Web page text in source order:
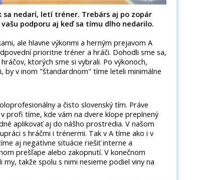
sa nedarí, letí tréner. Trebárs aj po zopár
podporu aj keď sa tímu dlho nedarilo.
ale hlavne výkonmi a herným prejavom A
prioritne tréner a hráči. Dohodli sme sa,
ktorých sme si vybrali. Po výkonoch,
by v inom "štandardnom" tíme leteli minimálne
a čisto slovenský tím. Práve
profi tíme, kde vám na dvere klope preplnený
aplikovať aj do nášho prostredia. V našom
s hráčmi i trénermi. Tak v A tíme ako i v
aj negatívne situácie riešiť interne a
prešľape alebo zakopnutí. V konečnom
takže spolu s nimi nesieme podiel viny na